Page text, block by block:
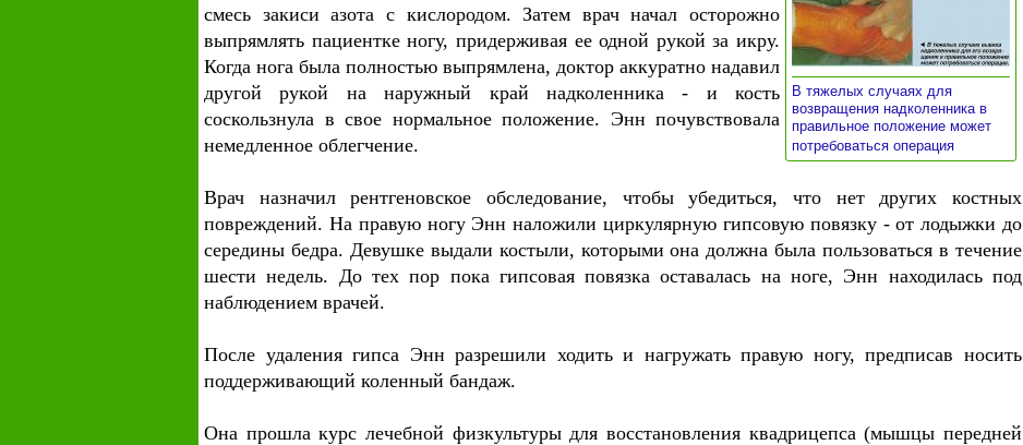
В тяжелых случаях для
возвращения надколенника в
правильное положение может
потребоваться операция
смесь закиси азота с кислородом. Затем врач начал осторожно
выпрямлять пациентке ногу, придерживая ее одной рукой за икру.
Когда нога была полностью выпрямлена, доктор аккуратно надавил
другой рукой на наружный край надколенника - и кость
соскользнула в свое нормальное положение. Энн почувствовала
немедленное облегчение.
Врач назначил рентгеновское обследование, чтобы убедиться, что нет других костных
повреждений. На правую ногу Энн наложили циркулярную гипсовую повязку - от лодыжки до
середины бедра. Девушке выдали костыли, которыми она должна была пользоваться в течение
шести недель. До тех пор пока гипсовая повязка оставалась на ноге, Энн находилась под
наблюдением врачей.
После удаления гипса Энн разрешили ходить и нагружать правую ногу, предписав носить
поддерживающий коленный бандаж.
Она прошла курс лечебной физкультуры для восстановления квадрицепса (мышцы передней